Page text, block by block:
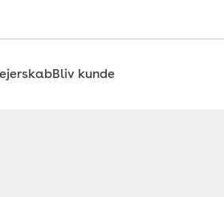
Bliv kunde